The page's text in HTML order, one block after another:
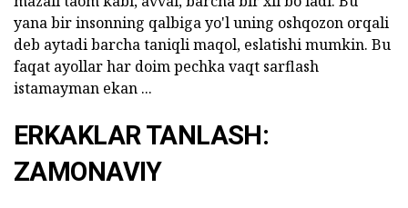
yana bir insonning qalbiga yo'l uning oshqozon orqali
deb aytadi barcha taniqli maqol, eslatishi mumkin. Bu
faqat ayollar har doim pechka vaqt sarflash
istamayman ekan ...
ERKAKLAR TANLASH:
ZAMONAVIY